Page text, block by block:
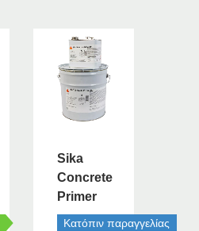
πολλαπλές
παραλλαγές.
επιλεγούν
σελίδα
Sika
Concrete
Primer
Κατόπιν παραγγελίας